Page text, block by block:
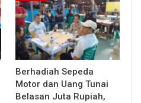
Berhadiah Sepeda
Motor dan Uang Tunai
Belasan Juta Rupiah,